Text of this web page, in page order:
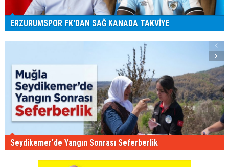
ERZURUMSPOR FK'DAN SAĞ KANADA TAKVİYE
Seydikemer'de Yangın Sonrası Seferberlik